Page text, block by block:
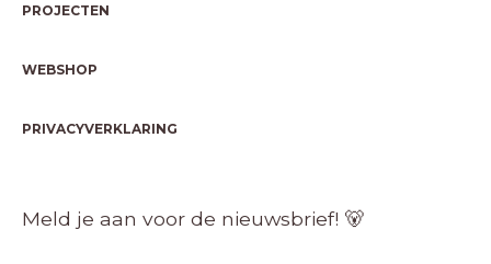
PROJECTEN
WEBSHOP
PRIVACYVERKLARING
Meld je aan voor de nieuwsbrief! 🐻